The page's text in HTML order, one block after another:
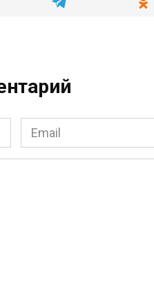
Email
*